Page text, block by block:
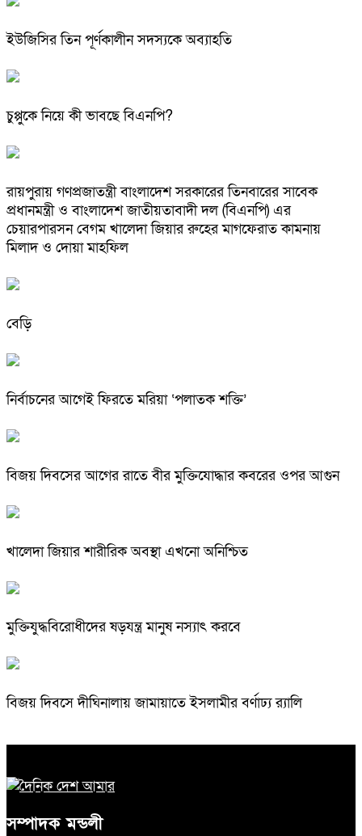
ইউজিসির তিন পূর্ণকালীন সদস্যকে অব্যাহতি
চুপ্পুকে নিয়ে কী ভাবছে বিএনপি?
রায়পুরায় গণপ্রজাতন্ত্রী বাংলাদেশ সরকারের তিনবারের সাবেক
প্রধানমন্ত্রী ও বাংলাদেশ জাতীয়তাবাদী দল (বিএনপি) এর
চেয়ারপারসন বেগম খালেদা জিয়ার রুহের মাগফেরাত কামনায়
মিলাদ ও দোয়া মাহফিল
বেড়ি
নির্বাচনের আগেই ফিরতে মরিয়া ‘পলাতক শক্তি’
বিজয় দিবসের আগের রাতে বীর মুক্তিযোদ্ধার কবরের ওপর আগুন
খালেদা জিয়ার শারীরিক অবস্থা এখনো অনিশ্চিত
মুক্তিযুদ্ধবিরোধীদের ষড়যন্ত্র মানুষ নস্যাৎ করবে
বিজয় দিবসে দীঘিনালায় জামায়াতে ইসলামীর বর্ণাঢ্য র‍্যালি
সম্পাদক মন্ডলী